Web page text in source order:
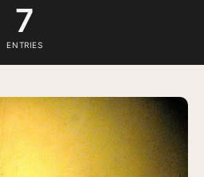
7
ENTRIES